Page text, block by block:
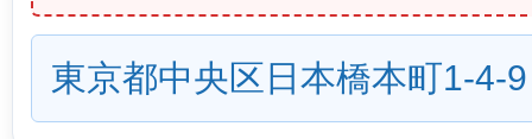
東京都中央区日本橋本町1-4-9